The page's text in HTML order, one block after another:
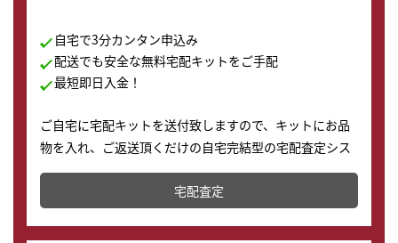
自宅で3分カンタン申込み
配送でも安全な無料宅配キットをご手配
最短即日入金！
ご自宅に宅配キットを送付致しますので、キットにお品
物を入れ、ご返送頂くだけの自宅完結型の宅配査定シス
テムです。
配送でも簡単&安全に査定・買取に出すことが可能で
す。
宅配査定